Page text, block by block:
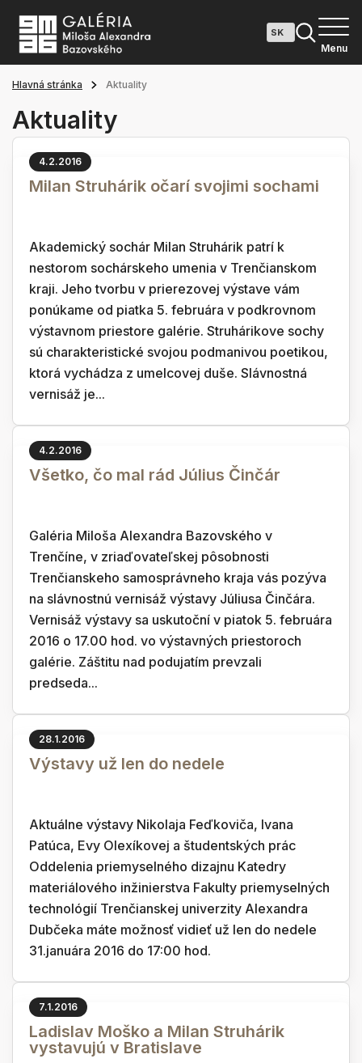
Menu
Hlavná stránka Aktuality
Aktuality
4.2.2016
Milan Struhárik očarí svojimi sochami
Akademický sochár Milan Struhárik patrí k
nestorom sochárskeho umenia v Trenčianskom
kraji. Jeho tvorbu v prierezovej výstave vám
ponúkame od piatka 5. februára v podkrovnom
výstavnom priestore galérie. Struhárikove sochy
sú charakteristické svojou podmanivou poetikou,
ktorá vychádza z umelcovej duše. Slávnostná
vernisáž je...
4.2.2016
Všetko, čo mal rád Július Činčár
Galéria Miloša Alexandra Bazovského v
Trenčíne, v zriaďovateľskej pôsobnosti
Trenčianskeho samosprávneho kraja vás pozýva
na slávnostnú vernisáž výstavy Júliusa Činčára.
Vernisáž výstavy sa uskutoční v piatok 5. februára
2016 o 17.00 hod. vo výstavných priestoroch
galérie. Záštitu nad podujatím prevzali
predseda...
28.1.2016
Výstavy už len do nedele
Aktuálne výstavy Nikolaja Feďkoviča, Ivana
Patúca, Evy Olexíkovej a študentských prác
Oddelenia priemyselného dizajnu Katedry
materiálového inžinierstva Fakulty priemyselných
technológií Trenčianskej univerzity Alexandra
Dubčeka máte možnosť vidieť už len do nedele
31.januára 2016 do 17:00 hod.
7.1.2016
Ladislav Moško a Milan Struhárik
vystavujú v Bratislave